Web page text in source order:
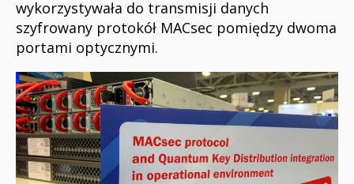
wykorzystywała do transmisji danych
szyfrowany protokół MACsec pomiędzy dwoma
portami optycznymi.